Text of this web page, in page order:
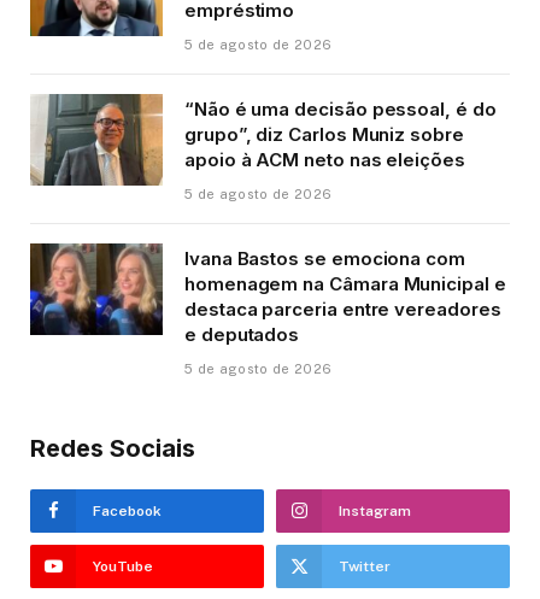
empréstimo
5 de agosto de 2026
“Não é uma decisão pessoal, é do
grupo”, diz Carlos Muniz sobre
apoio à ACM neto nas eleições
5 de agosto de 2026
Ivana Bastos se emociona com
homenagem na Câmara Municipal e
destaca parceria entre vereadores
e deputados
5 de agosto de 2026
Redes Sociais
Facebook Instagram
YouTube Twitter